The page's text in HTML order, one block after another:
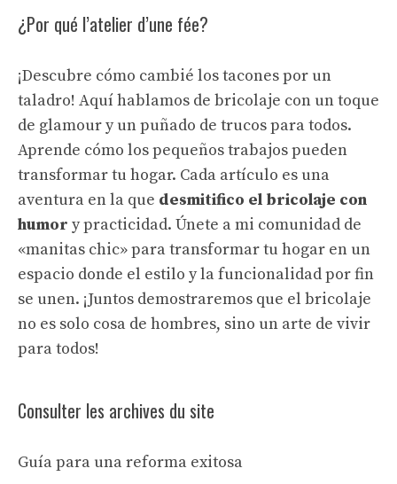
¿Por qué l’atelier d’une fée?
¡Descubre cómo cambié los tacones por un
taladro! Aquí hablamos de bricolaje con un toque
de glamour y un puñado de trucos para todos.
Aprende cómo los pequeños trabajos pueden
transformar tu hogar. Cada artículo es una
aventura en la que desmitifico el bricolaje con
humor y practicidad. Únete a mi comunidad de
«manitas chic» para transformar tu hogar en un
espacio donde el estilo y la funcionalidad por fin
se unen. ¡Juntos demostraremos que el bricolaje
no es solo cosa de hombres, sino un arte de vivir
para todos!
Consulter les archives du site
Guía para una reforma exitosa